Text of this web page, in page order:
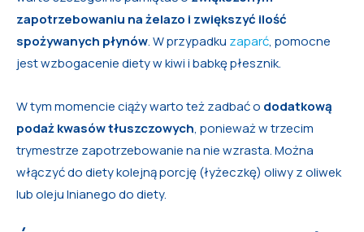
zapotrzebowaniu na żelazo i zwiększyć ilość
spożywanych płynów. W przypadku zaparć, pomocne
jest wzbogacenie diety w kiwi i babkę płesznik.
W tym momencie ciąży warto też zadbać o dodatkową
podaż kwasów tłuszczowych, ponieważ w trzecim
trymestrze zapotrzebowanie na nie wzrasta. Można
włączyć do diety kolejną porcję (łyżeczkę) oliwy z oliwek
lub oleju lnianego do diety.